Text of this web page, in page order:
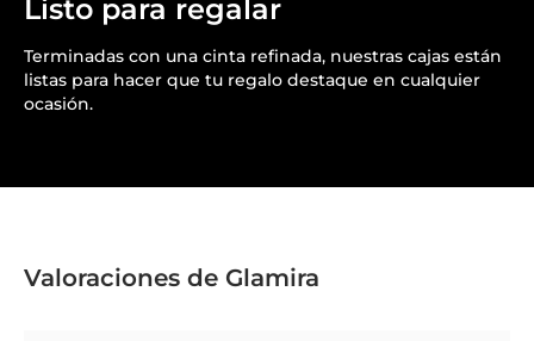
Listo para regalar
Terminadas con una cinta refinada, nuestras cajas están
listas para hacer que tu regalo destaque en cualquier
ocasión.
Valoraciones de Glamira